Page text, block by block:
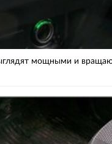
мощными и